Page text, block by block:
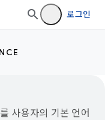
로그인
사용자의 기본 언어